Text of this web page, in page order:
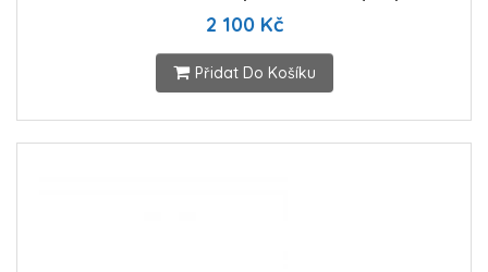
2 100 Kč
Přidat Do Košíku